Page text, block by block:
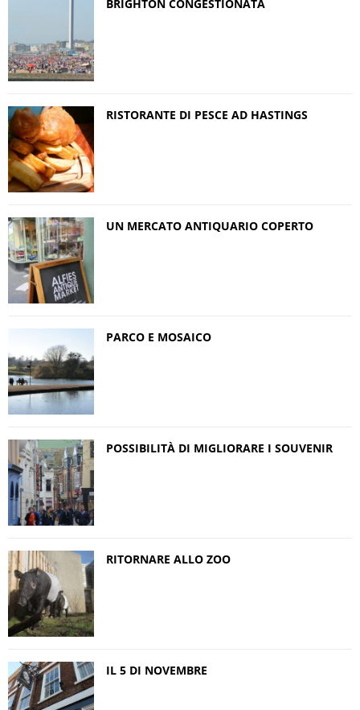
BRIGHTON CONGESTIONATA
RISTORANTE DI PESCE AD HASTINGS
UN MERCATO ANTIQUARIO COPERTO
PARCO E MOSAICO
POSSIBILITÀ DI MIGLIORARE I SOUVENIR
RITORNARE ALLO ZOO
IL 5 DI NOVEMBRE